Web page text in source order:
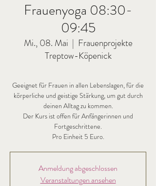
Frauenyoga 08:30-
09:45
Mi., 08. Mai
  |
Frauenprojekte
Treptow-Köpenick
Geeignet für Frauen in allen Lebenslagen, für die
körperliche und geistige Stärkung, um gut durch
deinen Alltag zu kommen.
Der Kurs ist offen für Anfängerinnen und
Fortgeschrittene.
Pro Einheit 5 Euro.
Anmeldung abgeschlossen
Veranstaltungen ansehen